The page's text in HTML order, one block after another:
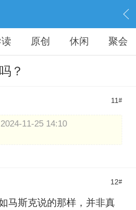
作 › 内容
原创 休闲 聚会
？
11#
11-25 14:10
12#
马斯克说的那样，并非真